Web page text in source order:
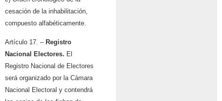
cesación de la inhabilitación,
compuesto alfabéticamente.
Artículo 17. – Registro
Nacional Electores. El
Registro Nacional de Electores
será organizado por la Cámara
Nacional Electoral y contendrá